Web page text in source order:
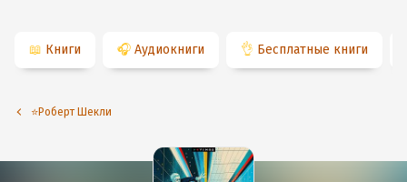
📖 Книги 🎧 Аудиокниги 👌 Бесплатные книги
⭐️Роберт Шекли